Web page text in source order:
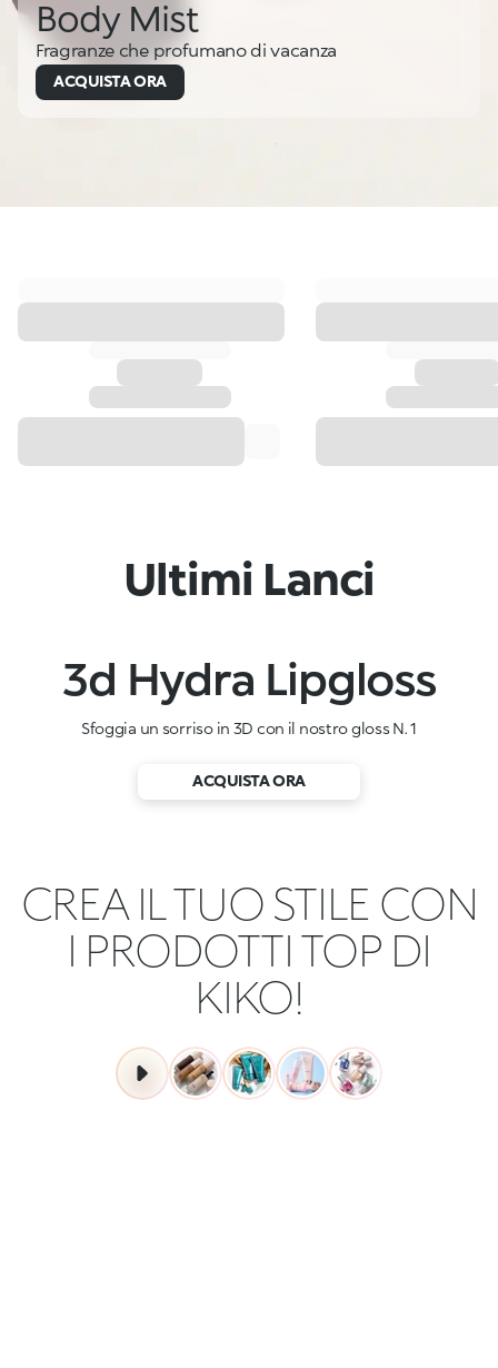
Body Mist
Fragranze che profumano di vacanza
ACQUISTA ORA
Ultimi Lanci
3d Hydra Lipgloss
Sfoggia un sorriso in 3D con il nostro gloss N. 1
ACQUISTA ORA
CREA IL TUO STILE CON
I PRODOTTI TOP DI
KIKO!